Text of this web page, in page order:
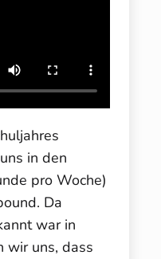
in den
pro Woche)
Da
war in
wir uns, dass